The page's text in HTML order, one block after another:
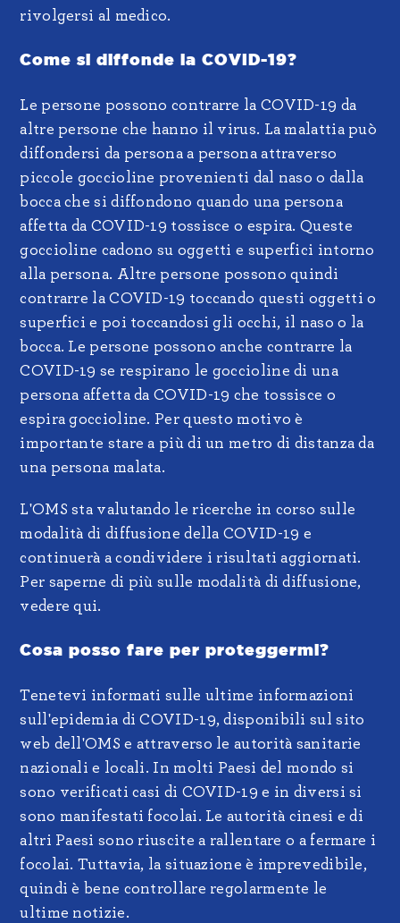
rivolgersi al medico.
Come si diffonde la COVID-19?
Le persone possono contrarre la COVID-19 da
altre persone che hanno il virus. La malattia può
diffondersi da persona a persona attraverso
piccole goccioline provenienti dal naso o dalla
bocca che si diffondono quando una persona
affetta da COVID-19 tossisce o espira. Queste
goccioline cadono su oggetti e superfici intorno
alla persona. Altre persone possono quindi
contrarre la COVID-19 toccando questi oggetti o
superfici e poi toccandosi gli occhi, il naso o la
bocca. Le persone possono anche contrarre la
COVID-19 se respirano le goccioline di una
persona affetta da COVID-19 che tossisce o
espira goccioline. Per questo motivo è
importante stare a più di un metro di distanza da
una persona malata.
L'OMS sta valutando le ricerche in corso sulle
modalità di diffusione della COVID-19 e
continuerà a condividere i risultati aggiornati.
Per saperne di più sulle modalità di diffusione,
vedere qui.
Cosa posso fare per proteggermi?
Tenetevi informati sulle ultime informazioni
sull'epidemia di COVID-19, disponibili sul sito
web dell'OMS e attraverso le autorità sanitarie
nazionali e locali. In molti Paesi del mondo si
sono verificati casi di COVID-19 e in diversi si
sono manifestati focolai. Le autorità cinesi e di
altri Paesi sono riuscite a rallentare o a fermare i
focolai. Tuttavia, la situazione è imprevedibile,
quindi è bene controllare regolarmente le
ultime notizie.